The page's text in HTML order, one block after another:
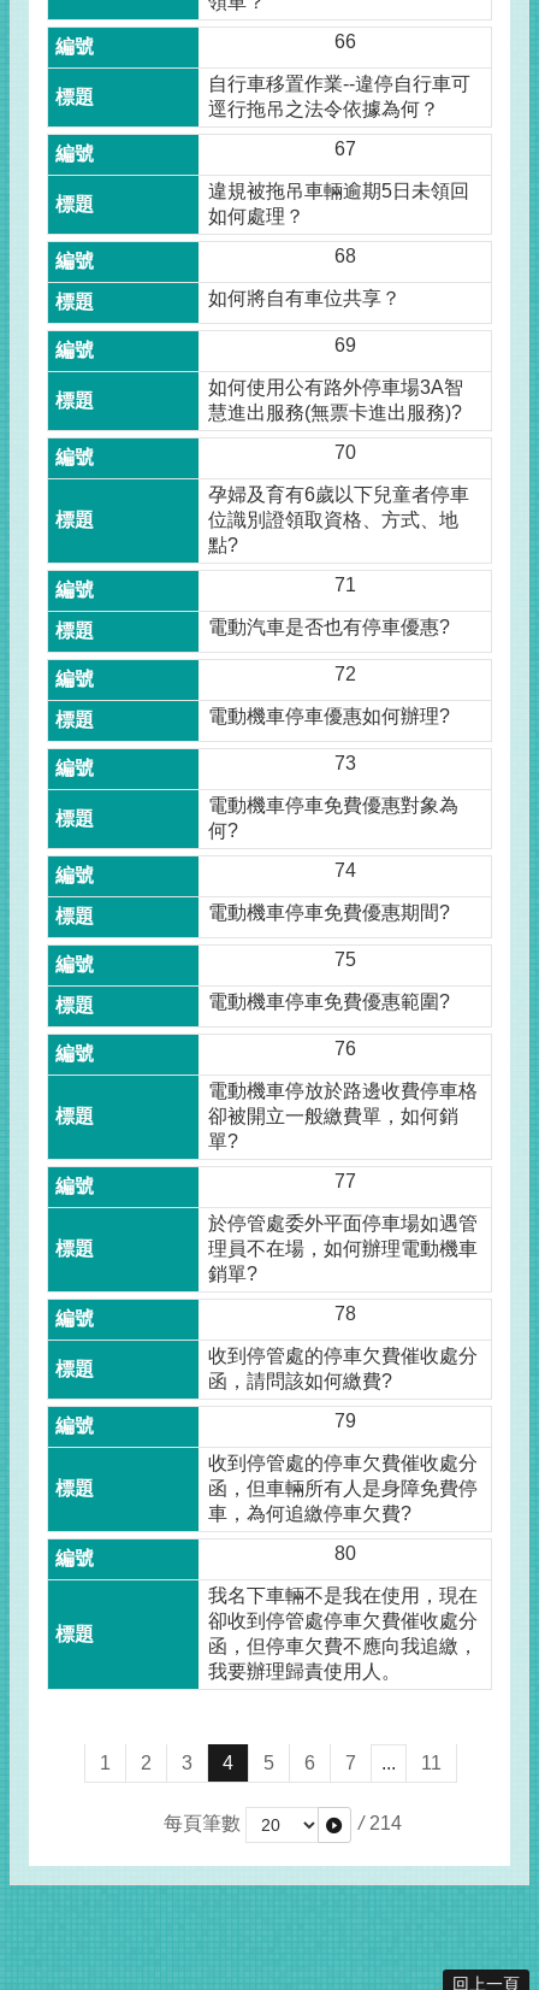
66
自行車移置作業--違停自行車可
逕行拖吊之法令依據為何？
67
違規被拖吊車輛逾期5日未領回
如何處理？
68
如何將自有車位共享？
69
如何使用公有路外停車場3A智
慧進出服務(無票卡進出服務)?
70
孕婦及育有6歲以下兒童者停車
位識別證領取資格、方式、地
點?
71
電動汽車是否也有停車優惠?
72
電動機車停車優惠如何辦理?
73
電動機車停車免費優惠對象為
何?
74
電動機車停車免費優惠期間?
75
電動機車停車免費優惠範圍?
76
電動機車停放於路邊收費停車格
卻被開立一般繳費單，如何銷
單?
77
於停管處委外平面停車場如遇管
理員不在場，如何辦理電動機車
銷單?
78
收到停管處的停車欠費催收處分
函，請問該如何繳費?
79
收到停管處的停車欠費催收處分
函，但車輛所有人是身障免費停
車，為何追繳停車欠費?
80
我名下車輛不是我在使用，現在
卻收到停管處停車欠費催收處分
函，但停車欠費不應向我追繳，
我要辦理歸責使用人。
1 2 3 4 5 6 7 ... 11
每頁筆數 / 214
回上一頁